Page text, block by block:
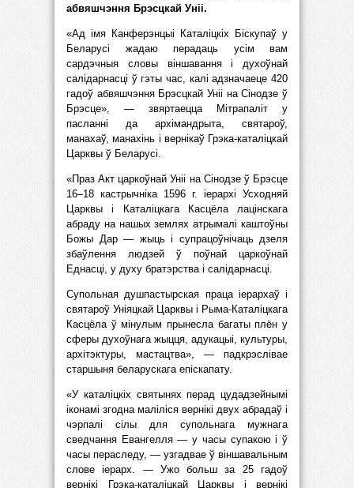
абвяшчэння Брэсцкай Уніі.
«Ад імя Канферэнцыі Каталіцкіх Біскупаў у
Беларусі жадаю перадаць усім вам
сардэчныя словы віншавання і духоўнай
салідарнасці ў гэты час, калі адзначаеце 420
гадоў абвяшчэння Брэсцкай Уніі на Сінодзе ў
Брэсце», — звяртаецца Мітрапаліт у
пасланні да архімандрыта, святароў,
манахаў, манахінь і вернікаў Грэка-каталіцкай
Царквы ў Беларусі.
«Праз Акт царкоўнай Уніі на Сінодзе ў Брэсце
16–18 кастрычніка 1596 г. іерархі Усходняй
Царквы і Каталіцкага Касцёла лацінскага
абраду на нашых землях атрымалі каштоўны
Божы Дар — жыць і супрацоўнічаць дзеля
збаўлення людзей ў поўнай царкоўнай
Еднасці, у духу братэрства і салідарнасці.
Супольная душпастырская праца іерархаў і
святароў Уніяцкай Царквы і Рыма-Каталіцкага
Касцёла ў мінулым прынесла багаты плён у
сферы духоўнага жыцця, адукацыі, культуры,
архітэктуры, мастацтва», — падкрэслівае
старшыня беларускага епіскапату.
«У каталіцкіх святынях перад цудадзейнымі
іконамі згодна маліліся вернікі двух абрадаў і
чэрпалі сілы для супольнага мужнага
сведчання Евангелля — у часы супакою і ў
часы пераследу, — узгадвае ў віншавальным
слове іерарх. — Ужо больш за 25 гадоў
вернікі Грэка-каталіцкай Царквы і вернікі